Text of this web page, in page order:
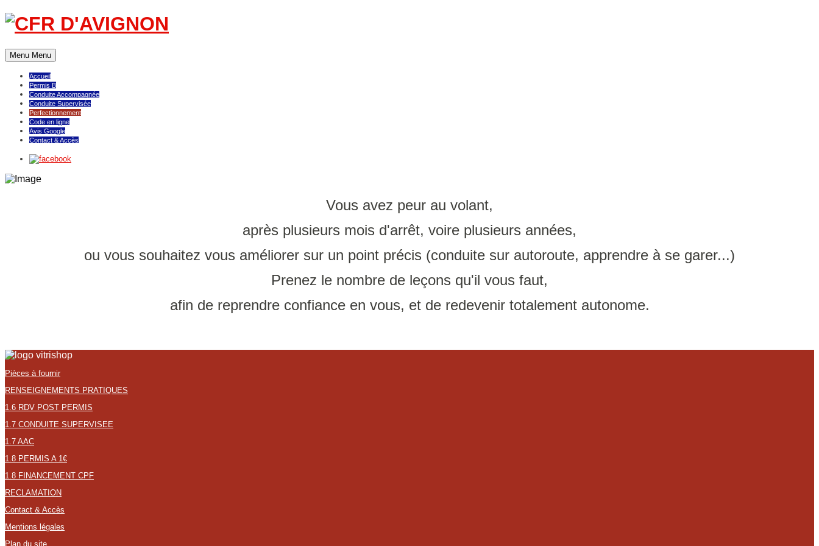
Menu Menu
Accueil
Permis B
Conduite Accompagnée
Conduite Supervisée
Perfectionnement
Code en ligne
Avis Google
Contact & Accès
Vous avez peur au volant,
après plusieurs mois d'arrêt, voire plusieurs années,
ou vous souhaitez vous améliorer sur un point précis (conduite sur autoroute, apprendre à se garer...)
Prenez le nombre de leçons qu'il vous faut,
afin de reprendre confiance en vous, et de redevenir totalement autonome.
Pièces à fournir
RENSEIGNEMENTS PRATIQUES
1.6 RDV POST PERMIS
1.7 CONDUITE SUPERVISEE
1.7 AAC
1.8 PERMIS A 1€
1.8 FINANCEMENT CPF
RECLAMATION
Contact & Accès
Mentions légales
Plan du site